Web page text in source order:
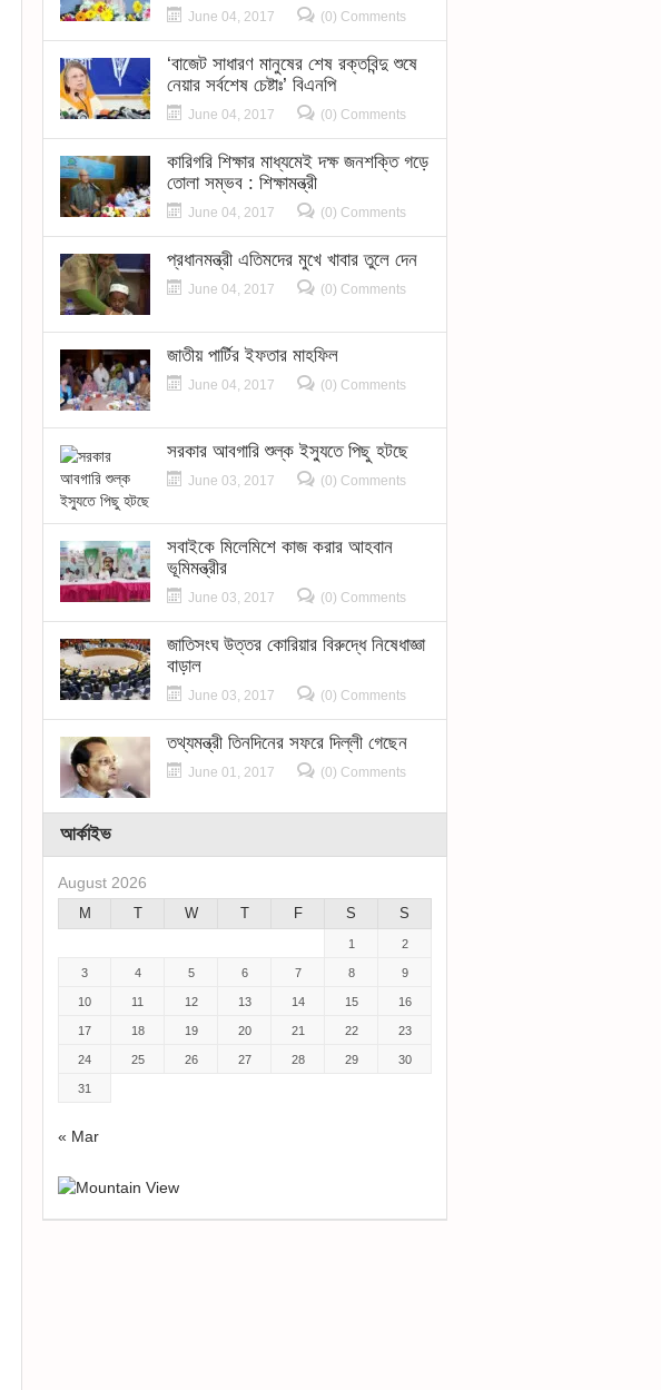
June 04, 2017 (0) Comments
‘বাজেট সাধারণ মানুষের শেষ রক্তবিন্দু শুষে
নেয়ার সর্বশেষ চেষ্টাঃ’ বিএনপি
June 04, 2017 (0) Comments
কারিগরি শিক্ষার মাধ্যমেই দক্ষ জনশক্তি গড়ে
তোলা সম্ভব : শিক্ষামন্ত্রী
June 04, 2017 (0) Comments
প্রধানমন্ত্রী এতিমদের মুখে খাবার তুলে দেন
June 04, 2017 (0) Comments
জাতীয় পার্টির ইফতার মাহফিল
June 04, 2017 (0) Comments
সরকার আবগারি শুল্ক ইস্যুতে পিছু হটছে
June 03, 2017 (0) Comments
সবাইকে মিলেমিশে কাজ করার আহবান
ভূমিমন্ত্রীর
June 03, 2017 (0) Comments
জাতিসংঘ উত্তর কোরিয়ার বিরুদ্ধে নিষেধাজ্ঞা
বাড়াল
June 03, 2017 (0) Comments
তথ্যমন্ত্রী তিনদিনের সফরে দিল্লী গেছেন
June 01, 2017 (0) Comments
আর্কাইভ
August 2026
M T W T F S S
1 2
3 4 5 6 7 8 9
10 11 12 13 14 15 16
17 18 19 20 21 22 23
24 25 26 27 28 29 30
31
« Mar